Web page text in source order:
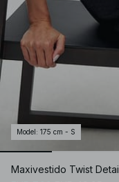
Model : 175 cm - S
Maxivestido Twist Detail